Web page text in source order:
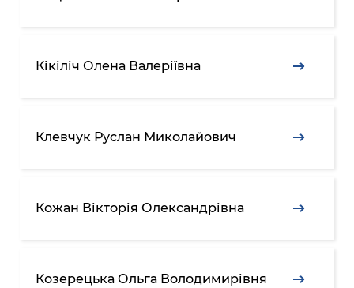
Кікіліч Олена Валеріївна
Клевчук Руслан Миколайович
Кожан Вікторія Олександрівна
Козерецька Ольга Володимирівня